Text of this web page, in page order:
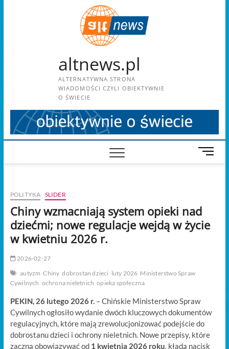
altnews.pl
ALTERNATYWNA STRONA
WIADOMOŚCI CZYLI OBIEKTYWNIE
O ŚWIECIE
M
e
t
t
POLITYKA SLIDER
Chiny wzmacniają system opieki nad
dziećmi; nowe regulacje wejdą w życie
w kwietniu 2026 r.
2026-02-27
autyzm Chiny dobrostan dzieci luty 2026 Ministerstwo Spraw
Cywilnych ochrona nieletnich opieka społeczna
PEKIN, 26 lutego 2026 r.– Chińskie Ministerstwo Spraw
Cywilnych ogłosiło wydanie dwóch kluczowych dokumentów
regulacyjnych, które mają zrewolucjonizować podejście do
dobrostanu dzieci i ochrony nieletnich. Nowe przepisy, które
zaczną obowiązywać od 1 kwietnia 2026 roku, kładą nacisk